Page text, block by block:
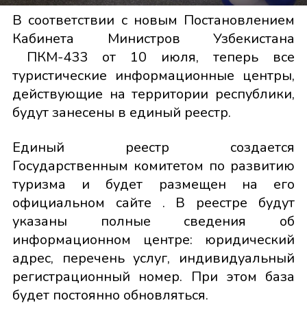
В соответствии с новым Постановлением
Кабинета Министров Узбекистана
ПКМ-433 от 10 июля, теперь все
туристические информационные центры,
действующие на территории республики,
будут занесены в единый реестр.
Единый реестр создается
Государственным комитетом по развитию
туризма и будет размещен на его
официальном сайте . В реестре будут
указаны полные сведения об
информационном центре: юридический
адрес, перечень услуг, индивидуальный
регистрационный номер. При этом база
будет постоянно обновляться.